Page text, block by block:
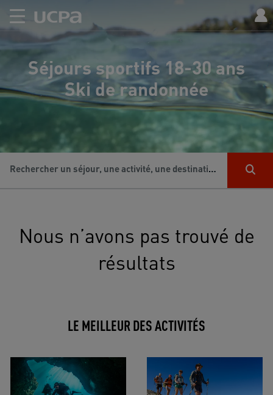
Séjours sportifs 18-30 ans
Ski de randonnée
Rechercher un séjour, une activité, une destination...
Nous n’avons pas trouvé de
résultats
LE MEILLEUR DES ACTIVITÉS